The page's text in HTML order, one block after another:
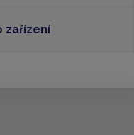
zařízení